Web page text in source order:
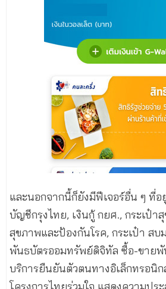
และนอกจากนี้ก็ยังมีฟีเจอร์อื่น ๆ ที่อ
บัญชีกรุงไทย, เงินกู้ กยศ., กระเป๋า
สุขภาพและป้องกันโรค, กระเป๋า สบ
พันธบัตรออมทรัพย์ดิจิทัล ซื้อ-ขายพั
บริการยืนยันตัวตนทางอิเล็กทรอนิก
โครงการไทยร่วมใจ แสดงความปร